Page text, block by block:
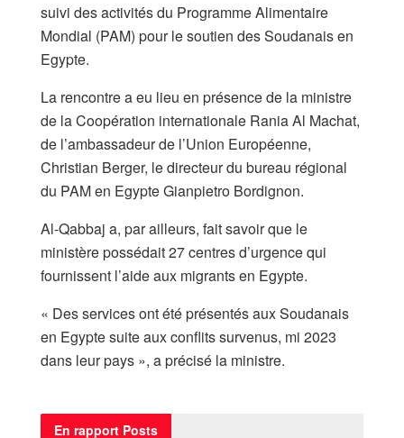
suivi des activités du Programme Alimentaire
Mondial (PAM) pour le soutien des Soudanais en
Egypte.
La rencontre a eu lieu en présence de la ministre
de la Coopération internationale Rania Al Machat,
de l’ambassadeur de l’Union Européenne,
Christian Berger, le directeur du bureau régional
du PAM en Egypte Gianpietro Bordignon.
Al-Qabbaj a, par ailleurs, fait savoir que le
ministère possédait 27 centres d’urgence qui
fournissent l’aide aux migrants en Egypte.
« Des services ont été présentés aux Soudanais
en Egypte suite aux conflits survenus, mi 2023
dans leur pays », a précisé la ministre.
En rapport Posts